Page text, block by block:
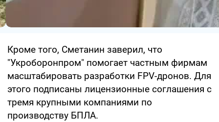
Кроме того, Сметанин заверил, что
"Укроборонпром" помогает частным фирмам
масштабировать разработки FPV-дронов. Для
этого подписаны лицензионные соглашения с
тремя крупными компаниями по
производству БПЛА.